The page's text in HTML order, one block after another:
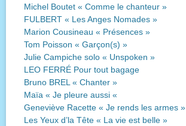
Michel Boutet « Comme le chanteur »
FULBERT « Les Anges Nomades »
Marion Cousineau « Présences »
Tom Poisson « Garçon(s) »
Julie Campiche solo « Unspoken »
LEO FERRÉ Pour tout bagage
Bruno BREL « Chanter »
Maïa « Je pleure aussi «
Geneviève Racette « Je rends les armes »
Les Yeux d’la Tête « La vie est belle »